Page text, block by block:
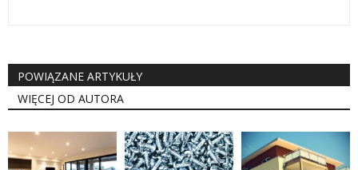
POWIĄZANE ARTYKUŁY
WIĘCEJ OD AUTORA